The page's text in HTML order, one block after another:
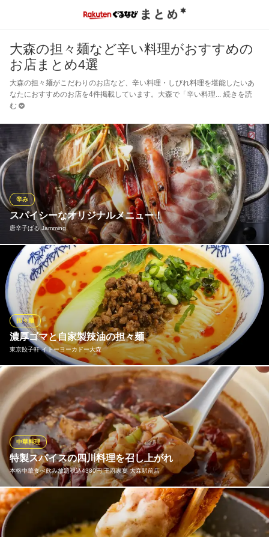
大森の担々麺など辛い料理がおすすめの
お店まとめ4選
大森の担々麺がこだわりのお店など、辛い料理・しびれ料理を堪能したいあ
なたにおすすめのお店を4件掲載しています。大森で「辛い料理
続きを読
む
スパイシーなオリジナルメニュー！
唐辛子ばる Jamming
辛み
当店には、ピリッと辛い唐辛子を使用したココでしか食べられな
いメニューがたくさんございます！ 火鍋からハンバーグなどその
幅はかなり豊富です！ぜひ一度お試しあれ☆もちろん辛さの対応
も可能♪0辛〜10辛まで調節いたします。辛いのが得意でない方も
是非ご来店下さい！
唐辛子ばる Jamming
激辛料理が楽しめるバル
京急本線大森海岸駅 徒歩3分
東京都品川区南大井3-28-4 角田ビル1F
濃厚ゴマと自家製辣油の担々麺
東京餃子軒 イトーヨーカドー大森
担々麺
ゴマの濃厚なコクと香りが引き立つ、特製「担々麺」です。じっ
くり炒めて旨みを凝縮したピリ辛の肉味噌と、彩り鮮やかなチン
ゲン菜をトッピング。自家製辣油の心地よい辛みと、スープの奥
深い甘みが中細麺に絶妙にマッチします。辛さの中にもしっかり
とした旨みを感じられる、リピーター続出の本格派です。
東京餃子軒 イトーヨーカドー大森
飲茶・点心・餃子
京急本線大森海岸駅 徒歩5分
東京都大田区大森北2-13-1 イトーヨーカドー大森店3F（フードコート内）
特製スパイスの四川料理を召し上がれ
本格中華食べ飲み放題税込4380円 王府家宴 大森駅前店
中華料理
四川料理を得意とする当店の料理長、中でも中国から取り寄せた
調味料を使って作る麻婆豆腐は人気の一品。スパイスの配合が独
特で、おつまみはもちろんのこと、おかずにしてもごはんが止ま